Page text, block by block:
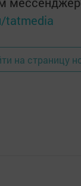
tatmedia
на страницу